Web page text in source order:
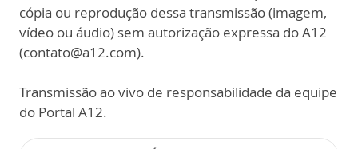
cópia ou reprodução dessa transmissão (imagem,
vídeo ou áudio) sem autorização expressa do A12
(contato@a12.com).
Transmissão ao vivo de responsabilidade da equipe
do Portal A12.